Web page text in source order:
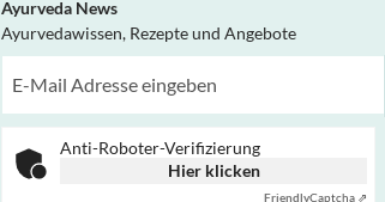
Ayurveda News
Ayurvedawissen, Rezepte und Angebote
Anti-Roboter-Verifizierung
Hier klicken
FriendlyCaptcha ⇗